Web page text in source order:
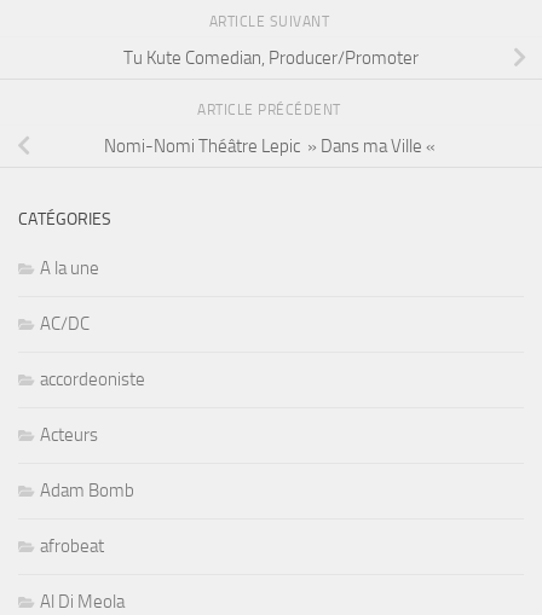
ARTICLE SUIVANT
Tu Kute Comedian, Producer/Promoter
ARTICLE PRÉCÉDENT
Nomi-Nomi Théâtre Lepic » Dans ma Ville «
CATÉGORIES
A la une
AC/DC
accordeoniste
Acteurs
Adam Bomb
afrobeat
Al Di Meola